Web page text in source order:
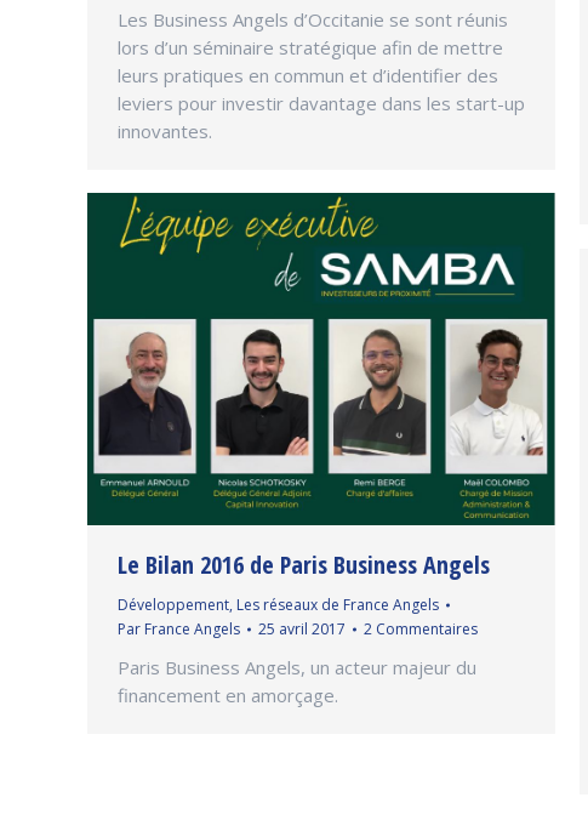
Les Business Angels d’Occitanie se sont réunis
lors d’un séminaire stratégique afin de mettre
leurs pratiques en commun et d’identifier des
leviers pour investir davantage dans les start-up
innovantes.
Le Bilan 2016 de Paris Business Angels
Développement, Les réseaux de France Angels
Par France Angels 25 avril 2017 2 Commentaires
Paris Business Angels, un acteur majeur du
financement en amorçage.